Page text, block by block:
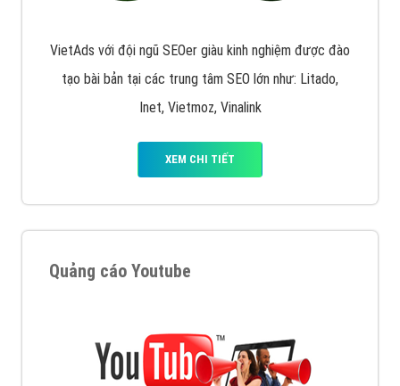
Quảng cáo Remarketing
Display Network cho các khách hàng Doanh Nghiệp
muốn đặt Banner